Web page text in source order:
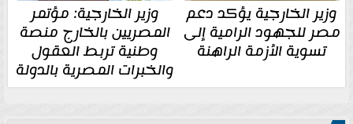
وزير الخارجية يؤكد دعم
مصر للجهود الرامية إلى
تسوية الأزمة الراهنة
وزير الخارجية: مؤتمر
المصريين بالخارج منصة
وطنية تربط العقول
والخبرات المصرية بالدولة